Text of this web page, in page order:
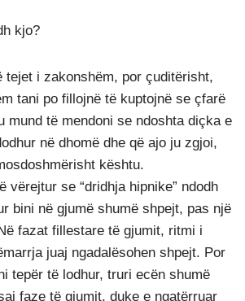
kjo?
tejet i zakonshëm, por çuditërisht,
tani po fillojnë të kuptojnë se çfarë
mund të mendoni se ndoshta diçka e
në dhomë dhe që ajo ju zgjoi,
kështu.
vërejtur se “dridhja hipnike” ndodh
bini në gjumë shumë shpejt, pas një
fazat fillestare të gjumit, ritmi i
juaj ngadalësohen shpejt. Por
tepër të lodhur, truri ecën shumë
faze të gjumit, duke e ngatërruar